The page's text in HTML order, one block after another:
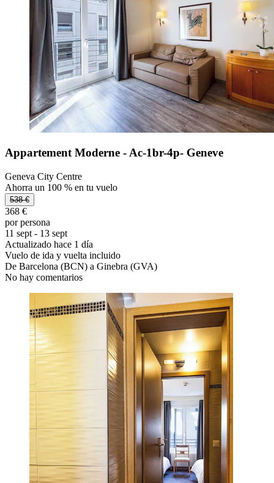
Appartement Moderne - Ac-1br-4p- Geneve
Geneva City Centre
Ahorra un 100 % en tu vuelo
538 €
368 €
por persona
11 sept - 13 sept
Actualizado hace 1 día
Vuelo de ida y vuelta incluido
De Barcelona (BCN) a Ginebra (GVA)
No hay comentarios